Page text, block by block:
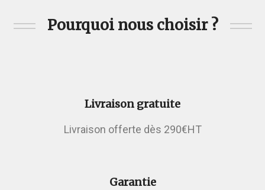
Pourquoi nous choisir ?
Livraison gratuite
Livraison offerte dès 290€HT
Garantie